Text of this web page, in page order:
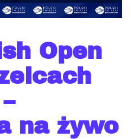
Open
na żywo